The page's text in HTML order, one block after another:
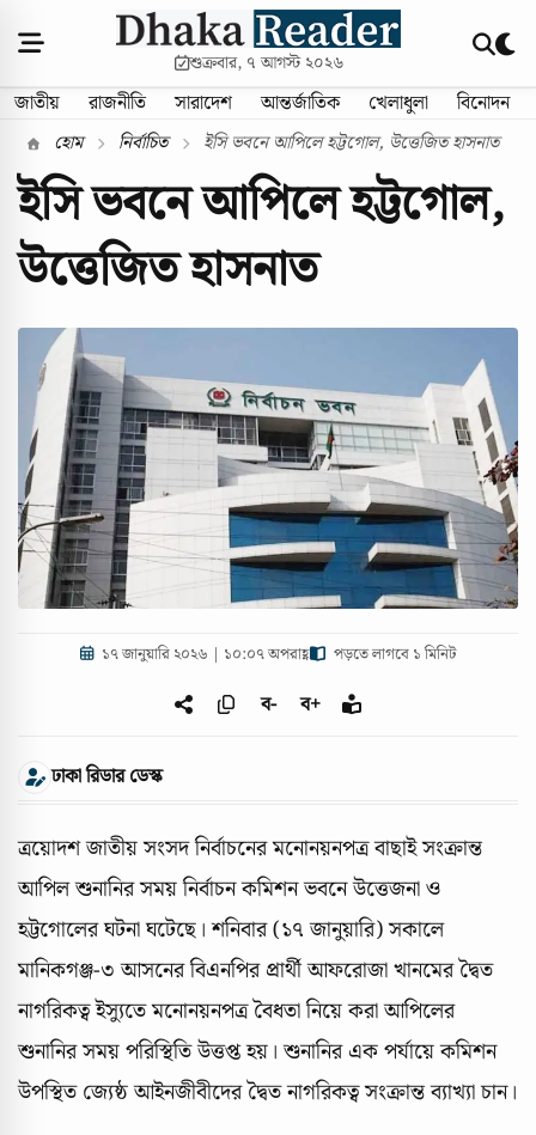
শুক্রবার, ৭ আগস্ট ২০২৬
জাতীয় রাজনীতি সারাদেশ আন্তর্জাতিক খেলাধুলা বিনোদন
হোম নির্বাচিত ইসি ভবনে আপিলে হট্টগোল, উত্তেজিত হাসনাত
ইসি ভবনে আপিলে হট্টগোল,
উত্তেজিত হাসনাত
১৭ জানুয়ারি ২০২৬ | ১০:০৭ অপরাহ্ণ পড়তে লাগবে ১ মিনিট
ব- ব+
ঢাকা রিডার ডেস্ক
ত্রয়োদশ জাতীয় সংসদ নির্বাচনের মনোনয়নপত্র বাছাই সংক্রান্ত
আপিল শুনানির সময় নির্বাচন কমিশন ভবনে উত্তেজনা ও
হট্টগোলের ঘটনা ঘটেছে। শনিবার (১৭ জানুয়ারি) সকালে
মানিকগঞ্জ-৩ আসনের বিএনপির প্রার্থী আফরোজা খানমের দ্বৈত
নাগরিকত্ব ইস্যুতে মনোনয়নপত্র বৈধতা নিয়ে করা আপিলের
শুনানির সময় পরিস্থিতি উত্তপ্ত হয়। শুনানির এক পর্যায়ে কমিশন
উপস্থিত জ্যেষ্ঠ আইনজীবীদের দ্বৈত নাগরিকত্ব সংক্রান্ত ব্যাখ্যা চান।